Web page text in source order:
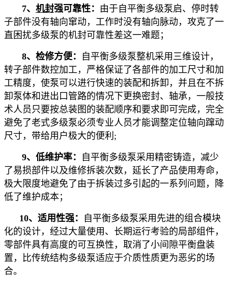
7、 机封强可靠性： 由于自平衡多级泵启、停时转
子部件没有轴向窜动，工作时没有轴向脉动，攻克了一
直困扰多级泵的机封可靠性差这一难题；
8、检修方便：
自平衡多级泵整机采用三维设计，
转子部件数控加工，严格保证了各部件的加工尺寸和加
工精度，使泵可以进行快速的装配和拆卸，并且在不拆
卸泵体和进出口管路的情况下更换密封、轴承，一般技
术人员只要按总装图的装配顺序和要求即可完成，完全
避免了老式多级泵必须专业人员才能调整定位轴向蹿动
尺寸，带给用户极大的便利;
9、低维护率：
自平衡多级泵采用精密铸造，减少
了易损部件以及维修拆装次数，延长了产品使用寿命，
极大限度地避免了由于拆装过多引起的一系列问题，降
低了维护成本；
10、适用性强：
自平衡多级泵采用先进的组合模块
化的设计，经过大量使用、长期运行考验的局部组件，
零部件具有高度的可互换性，取消了小间隙平衡盘装
置，比传统结构多级泵适应于介质性质更为恶劣的场
合。